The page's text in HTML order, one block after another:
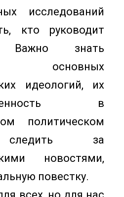
исследований
кто руководит
Важно знать
основных
идеологий, их
в
политическом
за
новостями,
повестку.